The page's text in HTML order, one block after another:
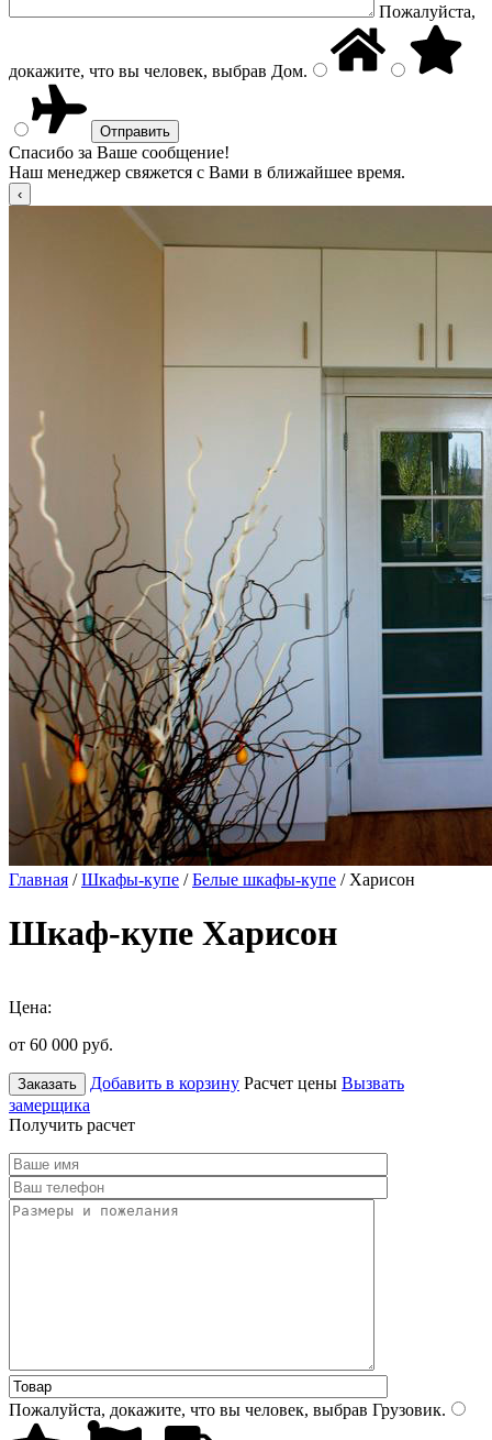
Пожалуйста,
докажите, что вы человек, выбрав Дом.
Спасибо за Ваше сообщение!
Наш менеджер свяжется с Вами в ближайшее время.
Главная /Шкафы-купе /Белые шкафы-купе / Харисон
Шкаф-купе Харисон
Цена:
от 60 000 руб.
Заказать Добавить в корзину Расчет цены Вызвать
замерщика
Получить расчет
Пожалуйста, докажите, что вы человек, выбрав Грузовик.